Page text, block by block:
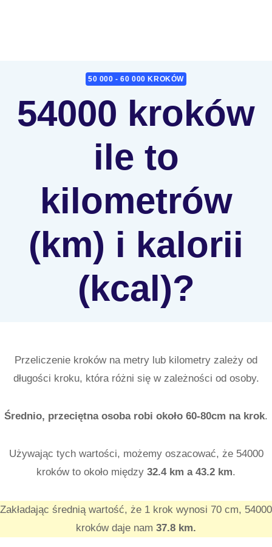
50 000 - 60 000 KROKÓW
54000 kroków
ile to
kilometrów
(km) i kalorii
(kcal)?
Przeliczenie kroków na metry lub kilometry zależy od
długości kroku, która różni się w zależności od osoby.
Średnio, przeciętna osoba robi około 60-80cm na krok.
Używając tych wartości, możemy oszacować, że 54000
kroków to około między 32.4 km a 43.2 km.
Zakładając średnią wartość, że 1 krok wynosi 70 cm, 54000
kroków daje nam 37.8 km.